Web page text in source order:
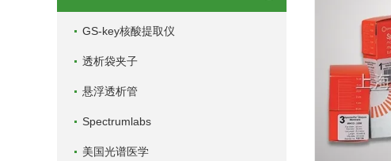
GS-key核酸提取仪
透析袋夹子
悬浮透析管
Spectrumlabs
美国光谱医学